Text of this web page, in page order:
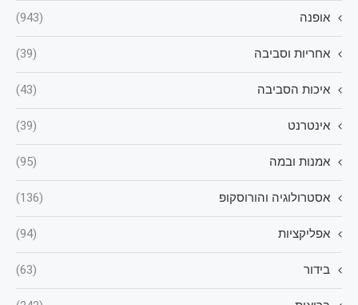
אופנה (943)
אחריות וסביבה (39)
איכות הסביבה (43)
אינטרנט (39)
אמנות ובמה (95)
אסטרולוגיה והורוסקופ (136)
אפליקציות (94)
בידור (63)